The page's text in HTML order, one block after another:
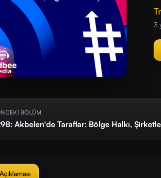
3
BÖLÜM
Akbelen'de Taraflar: Bölge Halkı,